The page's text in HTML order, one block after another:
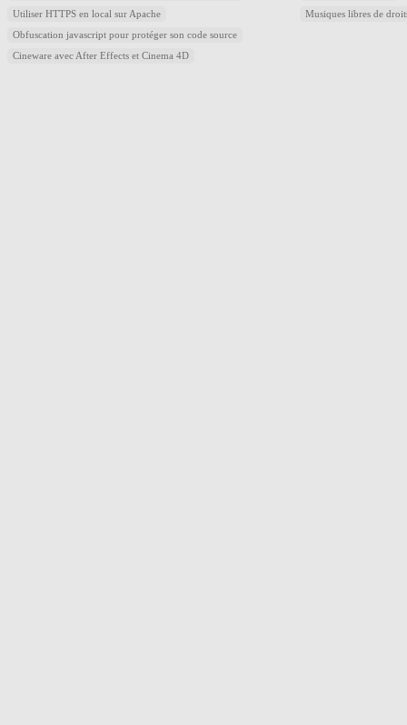
Utiliser HTTPS en local sur Apache
Obfuscation javascript pour protéger son code source
Cineware avec After Effects et Cinema 4D
Musiques libres de